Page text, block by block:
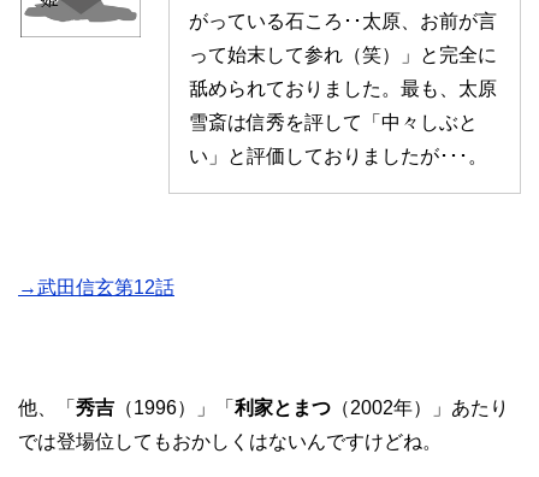
がっている石ころ･･太原、お前が言
って始末して参れ（笑）」と完全に
舐められておりました。最も、太原
雪斎は信秀を評して「中々しぶと
い」と評価しておりましたが･･･。
→武田信玄第12話
他、「 秀吉 （1996）」「 利家とまつ （2002年）」あたり
では登場位してもおかしくはないんですけどね。